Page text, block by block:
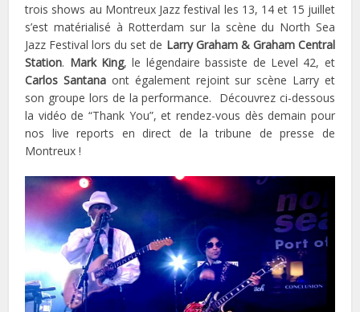
trois shows au Montreux Jazz festival les 13, 14 et 15 juillet
s’est matérialisé à Rotterdam sur la scène du North Sea
Jazz Festival lors du set de Larry Graham & Graham Central
Station. Mark King, le légendaire bassiste de Level 42, et
Carlos Santana ont également rejoint sur scène Larry et
son groupe lors de la performance. Découvrez ci-dessous
la vidéo de “Thank You”, et rendez-vous dès demain pour
nos live reports en direct de la tribune de presse de
Montreux !